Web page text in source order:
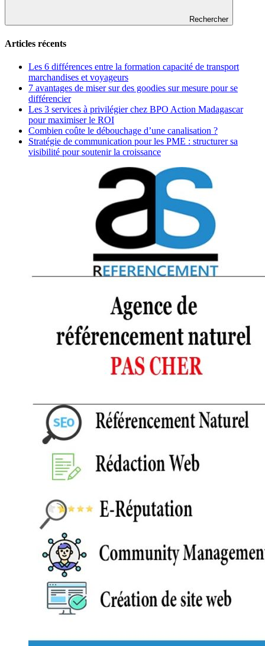
Rechercher
Articles récents
Les 6 différences entre la formation capacité de transport
marchandises et voyageurs
7 avantages de miser sur des goodies sur mesure pour se
différencier
Les 3 services à privilégier chez BPO Action Madagascar
pour maximiser le ROI
Combien coûte le débouchage d’une canalisation ?
Stratégie de communication pour les PME : structurer sa
visibilité pour soutenir la croissance